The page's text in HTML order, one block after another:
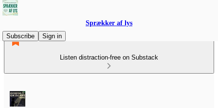
Sprækker af lys
Subscribe
Sign in
Listen distraction-free on Substack